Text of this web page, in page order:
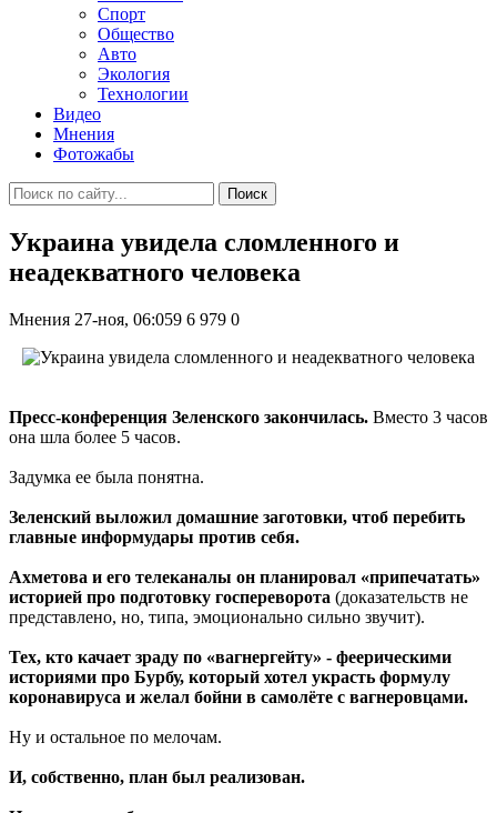
Спорт
Общество
Авто
Экология
Технологии
Видео
Мнения
Фотожабы
Поиск
Украина увидела сломленного и
неадекватного человека
Мнения 27-ноя, 06:059 6 979 0
Пресс-конференция Зеленского закончилась. Вместо 3 часов
она шла более 5 часов.
Задумка ее была понятна.
Зеленский выложил домашние заготовки, чтоб перебить
главные информудары против себя.
Ахметова и его телеканалы он планировал «припечатать»
историей про подготовку госпереворота (доказательств не
представлено, но, типа, эмоционально сильно звучит).
Тех, кто качает зраду по «вагнергейту» - феерическими
историями про Бурбу, который хотел украсть формулу
коронавируса и желал бойни в самолёте с вагнеровцами.
Ну и остальное по мелочам.
И, собственно, план был реализован.